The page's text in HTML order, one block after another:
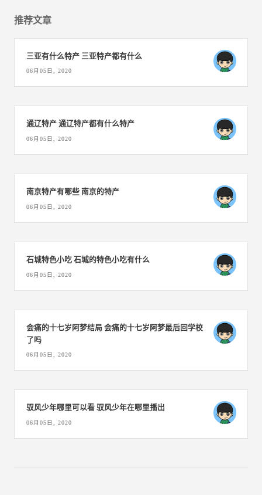
推荐文章
三亚有什么特产 三亚特产都有什么
06月05日, 2020
通辽特产 通辽特产都有什么特产
06月05日, 2020
南京特产有哪些 南京的特产
06月05日, 2020
石城特色小吃 石城的特色小吃有什么
06月05日, 2020
会痛的十七岁阿梦结局 会痛的十七岁阿梦最后回学校
了吗
06月05日, 2020
驭风少年哪里可以看 驭风少年在哪里播出
06月05日, 2020